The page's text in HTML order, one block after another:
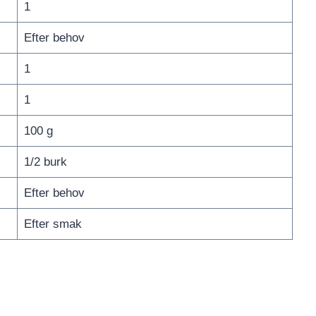
1
Efter behov
1
1
100 g
1/2 burk
Efter behov
Efter smak